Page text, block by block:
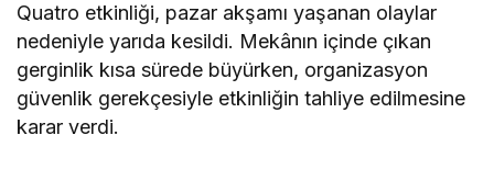
Quatro etkinliği, pazar akşamı yaşanan olaylar
nedeniyle yarıda kesildi. Mekânın içinde çıkan
gerginlik kısa sürede büyürken, organizasyon
güvenlik gerekçesiyle etkinliğin tahliye edilmesine
karar verdi.